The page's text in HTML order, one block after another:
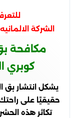
الشركة
مكافحة
كوبري
يشكل انتشار بق
حقيقيًا على
تكاثر هذه